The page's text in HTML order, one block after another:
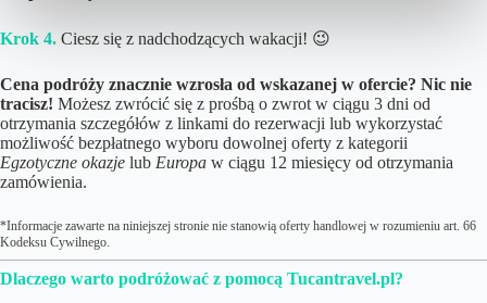
Krok 4. Ciesz się z nadchodzących wakacji! 😉
Cena podróży znacznie wzrosła od wskazanej w ofercie? Nic nie
tracisz! Możesz zwrócić się z prośbą o zwrot w ciągu 3 dni od
otrzymania szczegółów z linkami do rezerwacji lub wykorzystać
możliwość bezpłatnego wyboru dowolnej oferty z kategorii
Egzotyczne okazje lub Europa w ciągu 12 miesięcy od otrzymania
zamówienia.
*Informacje zawarte na niniejszej stronie nie stanowią oferty handlowej w rozumieniu art. 66
Kodeksu Cywilnego.
Dlaczego warto podróżować z pomocą Tucantravel.pl?